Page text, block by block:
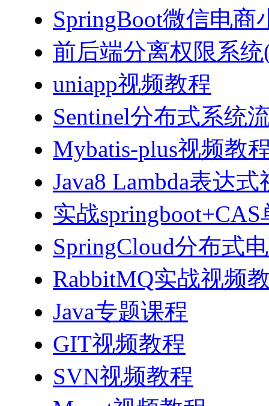
SpringBoot微信电商
前后端分离权限系统
uniapp视频教程
Sentinel分布式系统
Mybatis-plus视频教
Java8 Lambda表达
实战
SpringCloud分布式
RabbitMQ实战视频
Java专题课程
GIT视频教程
SVN视频教程